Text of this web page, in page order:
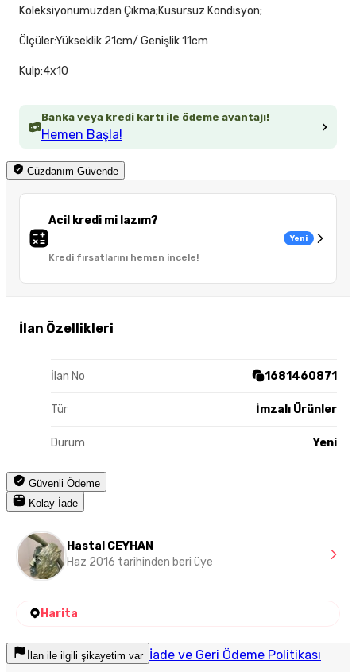
Banka veya kredi kartı ile ödeme avantajı!
Hemen Başla!
Cüzdanım Güvende
Acil kredi mi lazım?
Kredi fırsatlarını hemen incele!
Yeni
İlan Özellikleri
İlan No 1681460871
Tür İmzalı Ürünler
Durum Yeni
Güvenli Ödeme
Kolay İade
Koleksiyonumuzdan Çıkma;Kusursuz Kondisyon;
Ölçüler:Yükseklik 21cm/ Genişlik 11cm
Kulp:4x10
Hastal CEYHAN
Haz 2016 tarihinden beri üye
Harita
İlan ile ilgili şikayetim var İade ve Geri Ödeme Politikası